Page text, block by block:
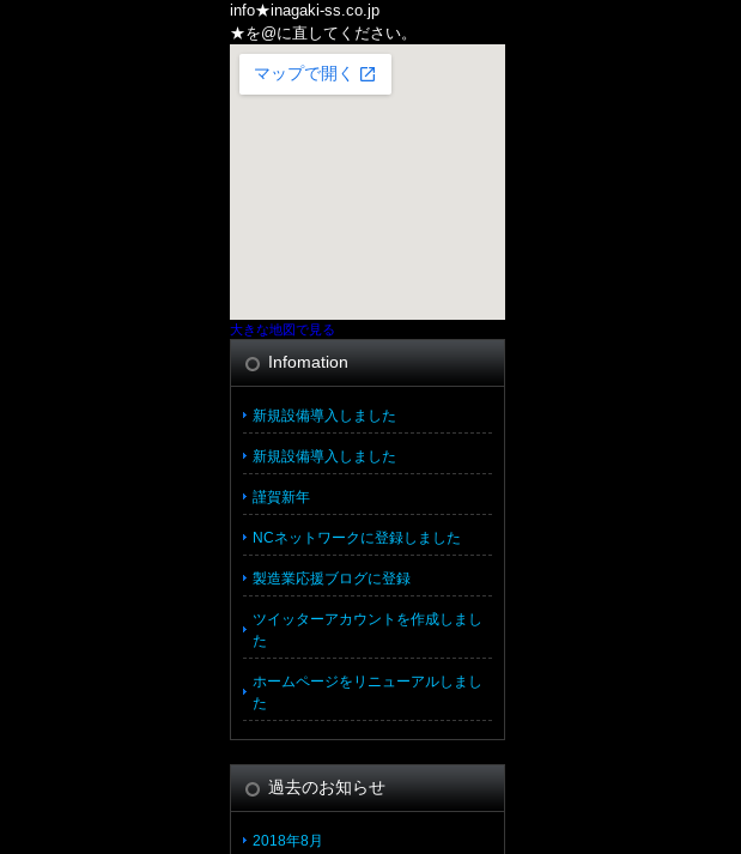
info★inagaki-ss.co.jp
★を@に直してください。
大きな地図で見る
Infomation
新規設備導入しました
新規設備導入しました
謹賀新年
NCネットワークに登録しました
製造業応援ブログに登録
ツイッターアカウントを作成しまし
た
ホームページをリニューアルしまし
た
過去のお知らせ
2018年8月